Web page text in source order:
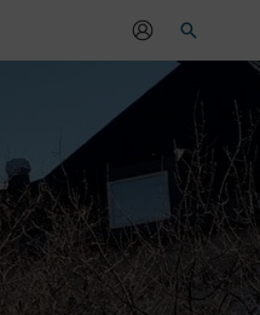
Sök